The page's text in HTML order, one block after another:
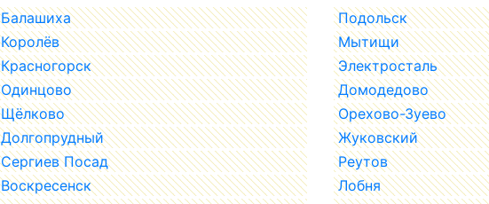
Балашиха
Подольск
Королёв
Мытищи
Красногорск
Электросталь
Одинцово
Домодедово
Щёлково
Орехово-Зуево
Долгопрудный
Жуковский
Сергиев Посад
Реутов
Воскресенск
Лобня